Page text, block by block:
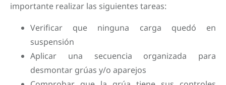
importante realizar las siguientes tareas:
Verificar que ninguna carga quedó en
suspensión
Aplicar una secuencia organizada para
desmontar grúas y/o aparejos